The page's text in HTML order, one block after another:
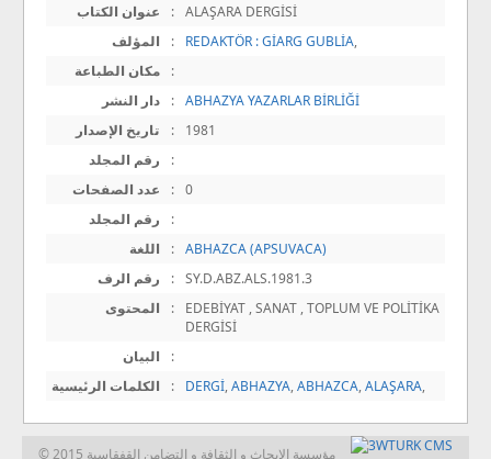
عنوان الكتاب
: ALAŞARA DERGİSİ
المؤلف
: REDAKTÖR : GİARG GUBLİA,
مكان الطباعة
:
دار النشر
: ABHAZYA YAZARLAR BİRLİĞİ
تاريخ الإصدار
:
1981
رقم المجلد
:
عدد الصفحات
: 0
رقم المجلد
:
اللغة
: ABHAZCA (APSUVACA)
رقم الرف
: SY.D.ABZ.ALS.1981.3
المحتوى
:
EDEBİYAT , SANAT , TOPLUM VE POLİTİKA
DERGİSİ
البيان
:
الكلمات الرئيسية
: DERGİ,ABHAZYA,ABHAZCA,ALAŞARA,
© 2015 مؤسسة الابحاث و الثقافة و التضامن القفقاسية